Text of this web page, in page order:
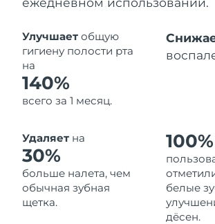
Улучшает общую
гигиену полости рта
на
140%
всего за 1 месяц.
Удаляет на
30%
больше налета, чем
обычная зубная
щетка.
100%
белые
дёсен.
Турция
Великобритания
Соединенные
Штаты